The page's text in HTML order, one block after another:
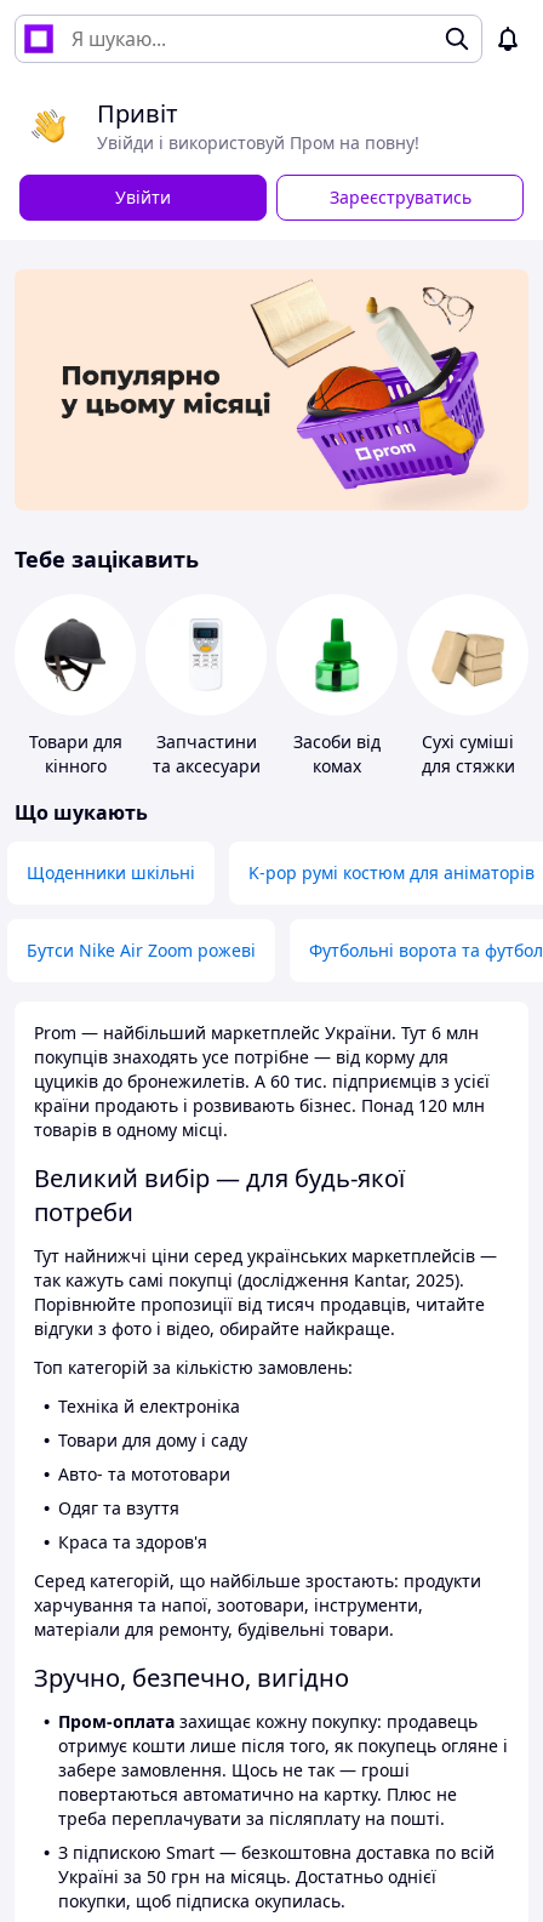
Привіт
Увійди і використовуй Пром на повну!
Увійти Зареєструватись
Тебе зацікавить
Товари для
кінного
Запчастини
та аксесуари
кондиціонерів
Засоби від
комах
Сухі суміші
для стяжки
Що шукають
Щоденники шкільні K-pop румі костюм для аніматорів
Бутси Nike Air Zoom рожеві Футбольні ворота та
Prom — найбільший маркетплейс України. Тут 6 млн
покупців знаходять усе потрібне — від корму для
цуциків до бронежилетів. А 60 тис. підприємців з усієї
країни продають і розвивають бізнес. Понад 120 млн
товарів в одному місці.
Великий вибір — для будь-якої
потреби
Тут найнижчі ціни серед українських маркетплейсів —
так кажуть самі покупці (дослідження Kantar, 2025).
Порівнюйте пропозиції від тисяч продавців, читайте
відгуки з фото і відео, обирайте найкраще.
Топ категорій за кількістю замовлень:
Техніка й електроніка
Товари для дому і саду
Авто- та мототовари
Одяг та взуття
Краса та здоров'я
Серед категорій, що найбільше зростають: продукти
харчування та напої, зоотовари, інструменти,
матеріали для ремонту, будівельні товари.
Зручно, безпечно, вигідно
Пром-оплата захищає кожну покупку: продавець
отримує кошти лише після того, як покупець огляне і
забере замовлення. Щось не так — гроші
повертаються автоматично на картку. Плюс не
треба переплачувати за післяплату на пошті.
З підпискою Smart — безкоштовна доставка по всій
Україні за 50 грн на місяць. Достатньо однієї
покупки, щоб підписка окупилась.